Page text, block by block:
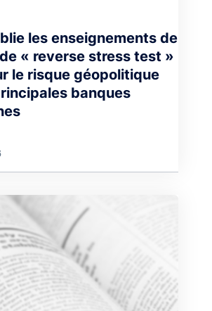
les enseignements de
« reverse stress test »
le risque géopolitique
banques